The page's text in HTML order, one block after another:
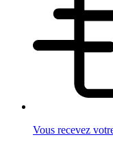
Vous recevez